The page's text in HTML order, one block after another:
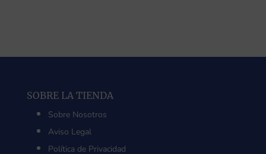
SOBRE LA TIENDA
Sobre Nosotros
Aviso Legal
Política de Privacidad